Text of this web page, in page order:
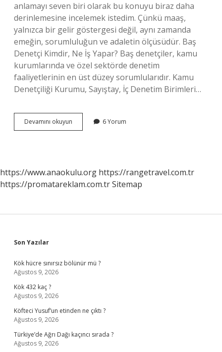
anlamayı seven biri olarak bu konuyu biraz daha
derinlemesine incelemek istedim. Çünkü maaş,
yalnızca bir gelir göstergesi değil, aynı zamanda
emeğin, sorumluluğun ve adaletin ölçüsüdür. Baş
Denetçi Kimdir, Ne İş Yapar? Baş denetçiler, kamu
kurumlarında ve özel sektörde denetim
faaliyetlerinin en üst düzey sorumlularıdır. Kamu
Denetçiliği Kurumu, Sayıştay, İç Denetim Birimleri…
Devamını okuyun
Denetçiler
?
6 Yorum
https://www.anaokulu.org https://rangetravel.com.tr
https://promatareklam.com.trSitemap
Sidebar
Son Yazılar
Kök hücre sınırsız bölünür mü ?
Ağustos 9, 2026
Kök 432 kaç ?
Ağustos 9, 2026
Köfteci Yusuf’un etinden ne çıktı ?
Ağustos 9, 2026
Türkiye’de Ağrı Dağı kaçıncı sırada ?
Ağustos 9, 2026